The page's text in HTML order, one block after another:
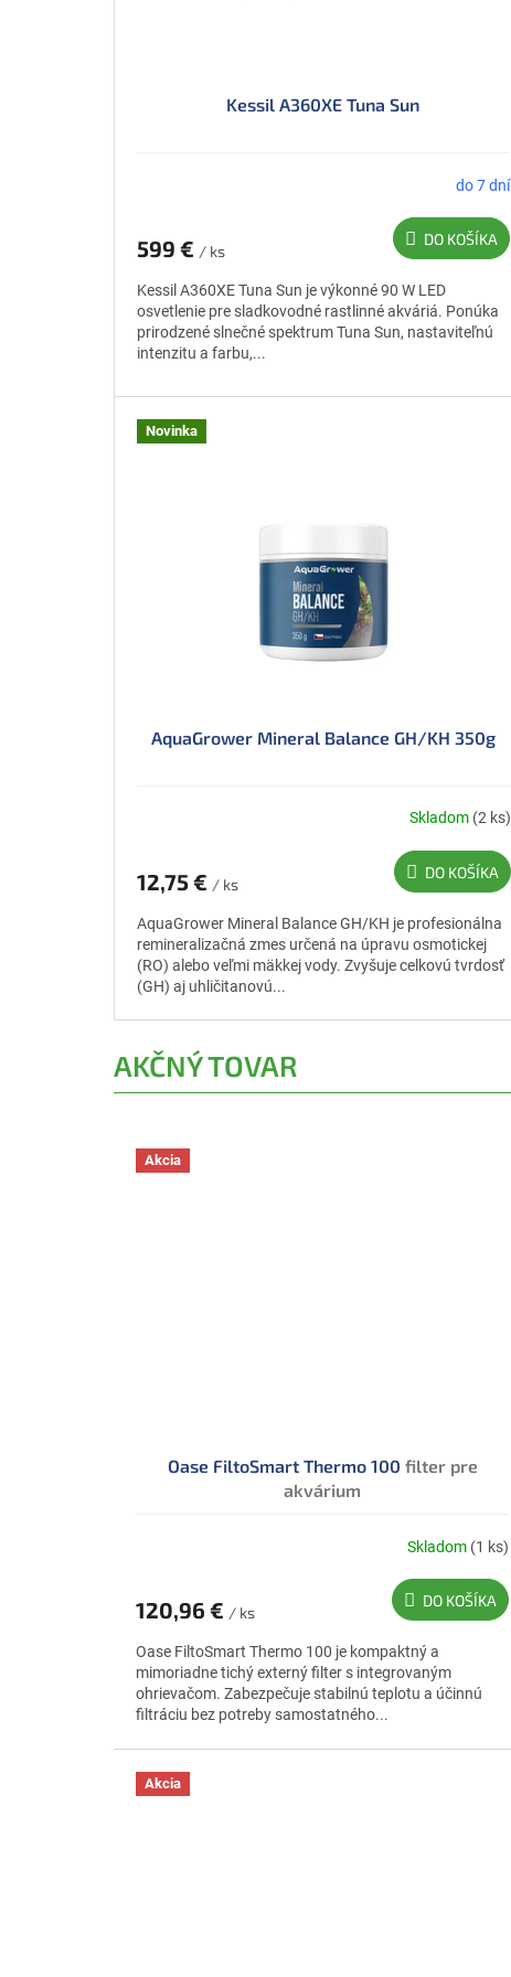
Kessil A360XE Tuna Sun
do 7 dní
599 € / ks
DO KOŠÍKA
Kessil A360XE Tuna Sun je výkonné 90 W LED
osvetlenie pre sladkovodné rastlinné akváriá. Ponúka
prirodzené slnečné spektrum Tuna Sun, nastaviteľnú
intenzitu a farbu,...
Novinka
AquaGrower Mineral Balance GH/KH 350g
Skladom (2 ks)
12,75 € / ks
DO KOŠÍKA
AquaGrower Mineral Balance GH/KH je profesionálna
remineralizačná zmes určená na úpravu osmotickej
(RO) alebo veľmi mäkkej vody. Zvyšuje celkovú tvrdosť
(GH) aj uhličitanovú...
AKČNÝ TOVAR
Akcia
Oase FiltoSmart Thermo 100 filter pre
akvárium
Skladom (1 ks)
120,96 € / ks
DO KOŠÍKA
Oase FiltoSmart Thermo 100 je kompaktný a
mimoriadne tichý externý filter s integrovaným
ohrievačom. Zabezpečuje stabilnú teplotu a účinnú
filtráciu bez potreby samostatného...
Akcia